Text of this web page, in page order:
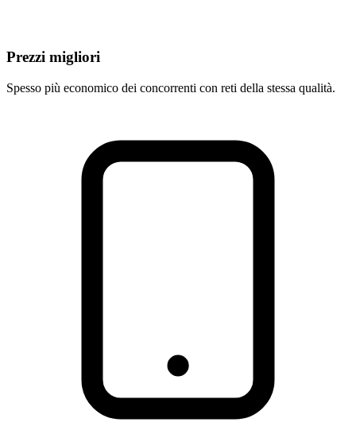
Prezzi migliori
Spesso più economico dei concorrenti con reti della stessa qualità.